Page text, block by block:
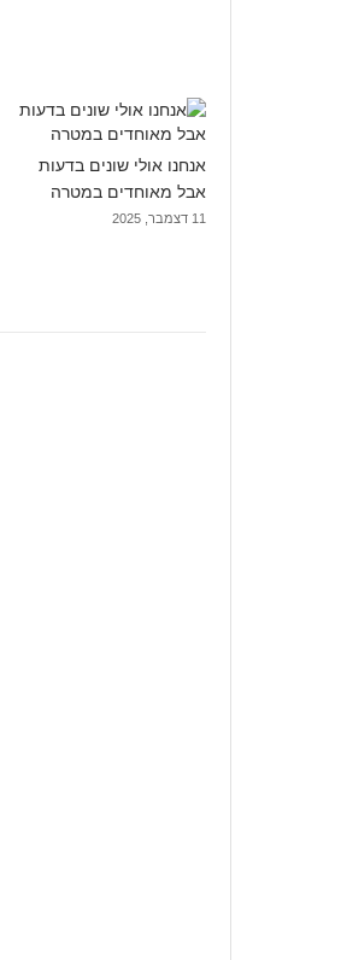
אנחנו אולי שונים בדעות
אבל מאוחדים במטרה
11 דצמבר, 2025